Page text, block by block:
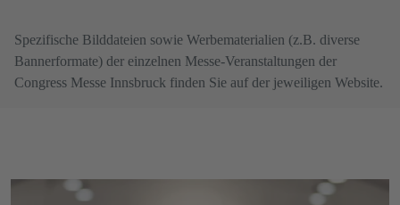
Spezifische Bilddateien sowie Werbematerialien (z.B. diverse
Bannerformate) der einzelnen Messe-Veranstaltungen der
Congress Messe Innsbruck finden Sie auf der jeweiligen Website.